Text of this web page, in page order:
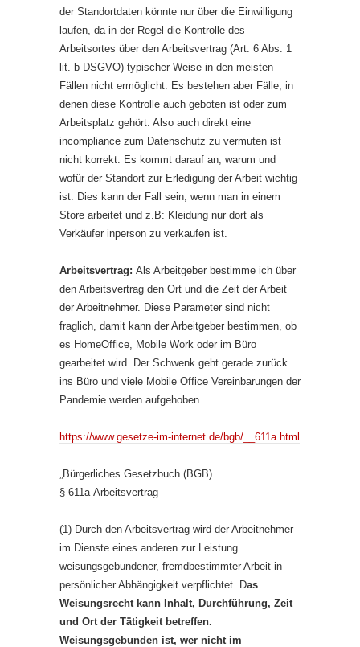
der Standortdaten könnte nur über die Einwilligung
laufen, da in der Regel die Kontrolle des
Arbeitsortes über den Arbeitsvertrag (Art. 6 Abs. 1
lit. b DSGVO) typischer Weise in den meisten
Fällen nicht ermöglicht. Es bestehen aber Fälle, in
denen diese Kontrolle auch geboten ist oder zum
Arbeitsplatz gehört. Also auch direkt eine
incompliance zum Datenschutz zu vermuten ist
nicht korrekt. Es kommt darauf an, warum und
wofür der Standort zur Erledigung der Arbeit wichtig
ist. Dies kann der Fall sein, wenn man in einem
Store arbeitet und z.B: Kleidung nur dort als
Verkäufer inperson zu verkaufen ist.
Arbeitsvertrag: Als Arbeitgeber bestimme ich über
den Arbeitsvertrag den Ort und die Zeit der Arbeit
der Arbeitnehmer. Diese Parameter sind nicht
fraglich, damit kann der Arbeitgeber bestimmen, ob
es HomeOffice, Mobile Work oder im Büro
gearbeitet wird. Der Schwenk geht gerade zurück
ins Büro und viele Mobile Office Vereinbarungen der
Pandemie werden aufgehoben.
https://www.gesetze-im-internet.de/bgb/__611a.html
„Bürgerliches Gesetzbuch (BGB)
§ 611a Arbeitsvertrag
(1) Durch den Arbeitsvertrag wird der Arbeitnehmer
im Dienste eines anderen zur Leistung
weisungsgebundener, fremdbestimmter Arbeit in
persönlicher Abhängigkeit verpflichtet. Das
Weisungsrecht kann Inhalt, Durchführung, Zeit
und Ort der Tätigkeit betreffen.
Weisungsgebunden ist, wer nicht im